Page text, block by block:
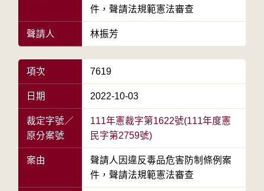
件，聲請法規範憲法審查
聲請人 林振芳
項次 7619
日期 2022-10-03
裁定字號／
原分案號
111年憲裁字第1622號(111年度憲
民字第2759號)
案由
聲請人因違反毒品危害防制條例案
件，聲請法規範憲法審查